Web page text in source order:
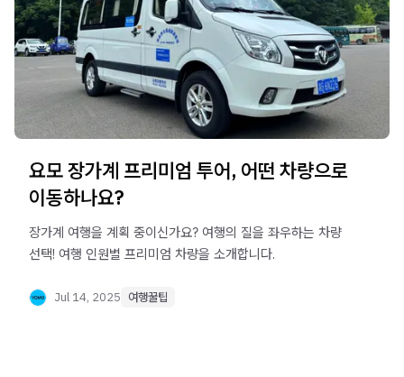
요모 장가계 프리미엄 투어, 어떤 차량으로
이동하나요?
장가계 여행을 계획 중이신가요? 여행의 질을 좌우하는 차량
선택! 여행 인원별 프리미엄 차량을 소개합니다.
Jul 14, 2025 여행꿀팁